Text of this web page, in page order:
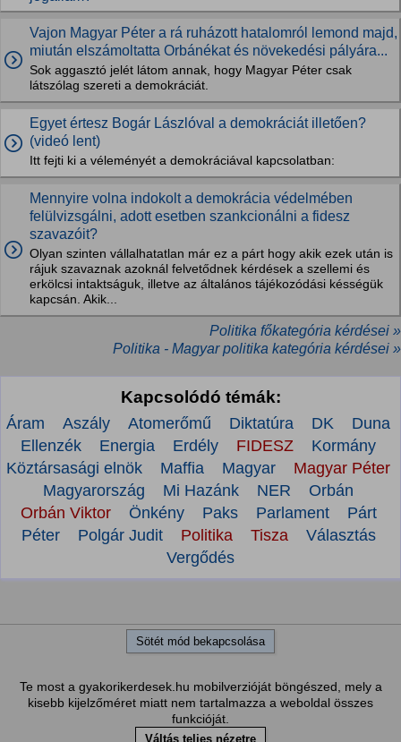
Vajon Magyar Péter a rá ruházott hatalomról lemond majd,
miután elszámoltatta Orbánékat és növekedési pályára...
Sok aggasztó jelét látom annak, hogy Magyar Péter csak
látszólag szereti a demokráciát.
Egyet értesz Bogár Lászlóval a demokráciát illetően?
(videó lent)
Itt fejti ki a véleményét a demokráciával kapcsolatban:
Mennyire volna indokolt a demokrácia védelmében
felülvizsgálni, adott esetben szankcionálni a fidesz
szavazóit?
Olyan szinten vállalhatatlan már ez a párt hogy akik ezek után is
rájuk szavaznak azoknál felvetődnek kérdések a szellemi és
erkölcsi intaktságuk, illetve az általános tájékozódási késségük
kapcsán. Akik...
Politika főkategória kérdései »
Politika - Magyar politika kategória kérdései »
Kapcsolódó témák:
Áram Aszály Atomerőmű Diktatúra DK
Duna
Ellenzék
Energia Erdély FIDESZ
Kormány
Köztársasági elnök
Maffia Magyar
Magyar Péter
Magyarország
Mi Hazánk NER
Orbán
Orbán Viktor
Önkény Paks Parlament
Párt
Péter
Polgár Judit Politika Tisza
Választás
Vergődés
Sötét mód bekapcsolása
Te most a gyakorikerdesek.hu mobilverzióját böngészed, mely a
kisebb kijelzőméret miatt nem tartalmazza a weboldal összes
funkcióját.
Váltás teljes nézetre